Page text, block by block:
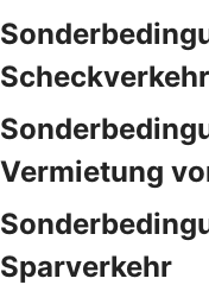
Scheckverkehr
Vermietung
Sparverkehr